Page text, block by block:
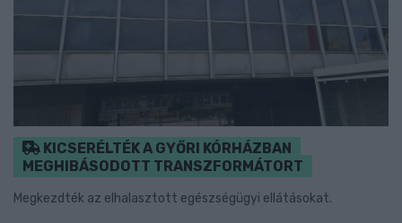
KICSERÉLTÉK A GYŐRI KÓRHÁZBAN
MEGHIBÁSODOTT TRANSZFORMÁTORT
Megkezdték az elhalasztott egészségügyi ellátásokat.